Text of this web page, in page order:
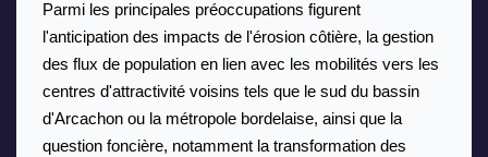
Parmi les principales préoccupations figurent
l'anticipation des impacts de l'érosion côtière, la gestion
des flux de population en lien avec les mobilités vers les
centres d'attractivité voisins tels que le sud du bassin
d'Arcachon ou la métropole bordelaise, ainsi que la
question foncière, notamment la transformation des